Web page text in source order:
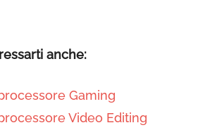
anche:
Gaming
Video Editing